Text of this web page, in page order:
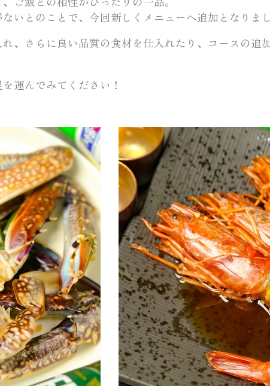
いとのことで、今回新しくメニューへ追加となりまし
、さらに良い品質の食材を仕入れたり、コースの追
運んでみてください！